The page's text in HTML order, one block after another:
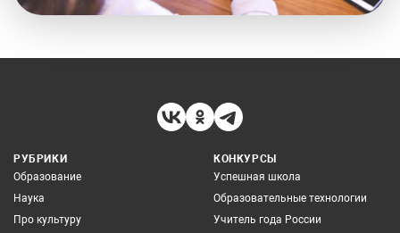
РУБРИКИ
Образование
Наука
Про культуру
КОНКУРСЫ
Успешная школа
Образовательные технологии
Учитель года России